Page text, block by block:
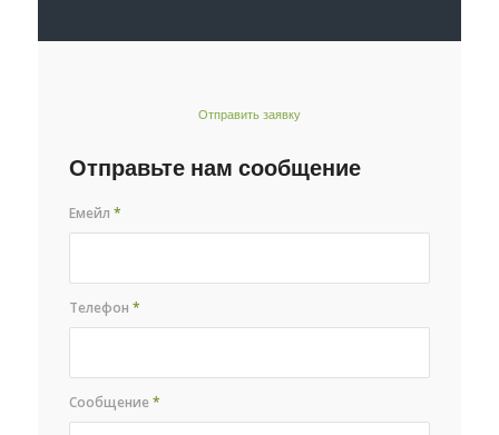
Отправить заявку
Отправьте нам сообщение
Емейл*
Телефон*
Сообщение*